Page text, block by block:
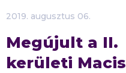
2019. augusztus 06.
Megújult a II.
kerületi Macis